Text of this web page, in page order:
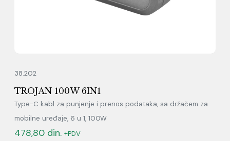
38.202
TROJAN 100W 6IN1
Type-C kabl za punjenje i prenos podataka, sa držačem za
mobilne uređaje, 6 u 1, 100W
478,80 din. +PDV